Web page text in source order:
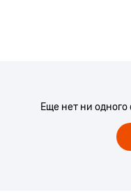
Еще нет ни